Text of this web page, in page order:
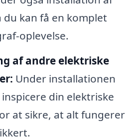
kan få en komplet
oplevelse.
af andre elektriske
Under installationen
din elektriske
at sikre, at alt fungerer